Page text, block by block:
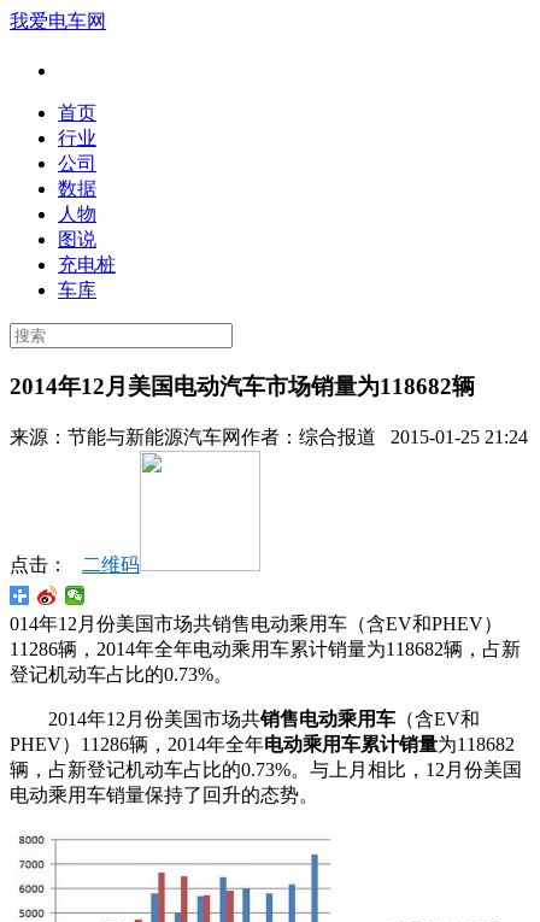
我爱电车网
首页
行业
公司
数据
人物
图说
充电桩
车库
2014年12月美国电动汽车市场销量为118682辆
来源： 节能与新能源汽车网作者： 综合报道 2015-01-25 21:24
点击： 二维码
014年12月份美国市场共销售电动乘用车（含EV和PHEV）
11286辆，2014年全年电动乘用车累计销量为118682辆，占新
登记机动车占比的0.73%。
2014年12月份美国市场共销售电动乘用车 （含EV和
PHEV）11286辆，2014年全年电动乘用车累计销量为118682
辆，占新登记机动车占比的0.73%。与上月相比，12月份美国
电动乘用车销量保持了回升的态势。